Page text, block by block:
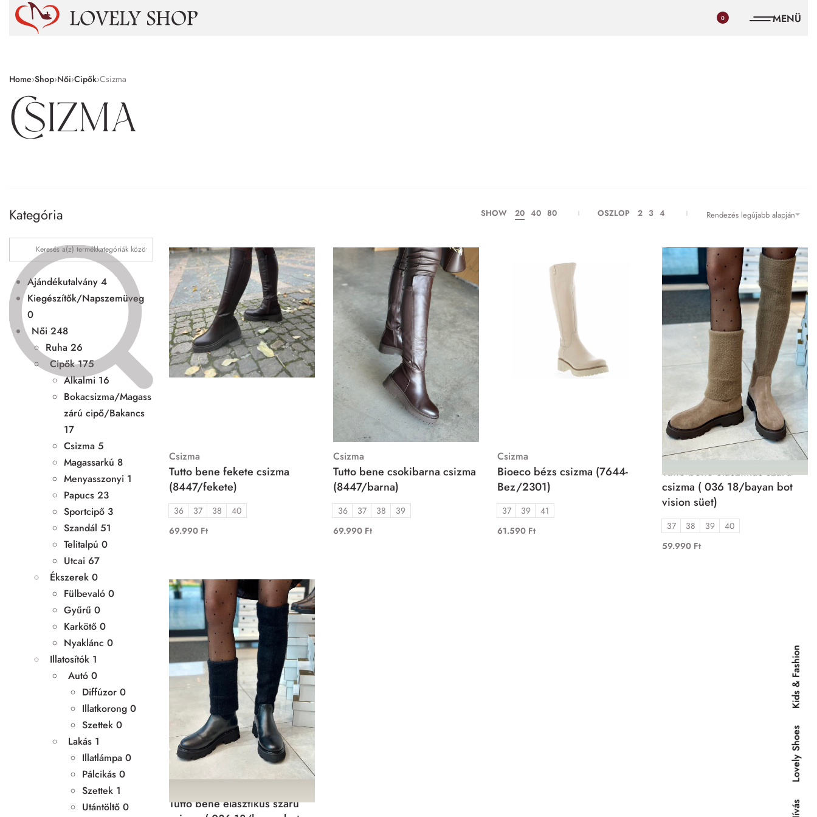
0
Home›Shop›Női›Cipők›Csizma
Csizma
Kategória
Ajándékutalvány 4
Kiegészítők/Napszemüveg
0
Női 248
Ruha 26
Cipők 175
Alkalmi 16
Bokacsizma/Magass
zárú cipő/Bakancs
17
Csizma 5
Magassarkú 8
Menyasszonyi 1
Papucs 23
Sportcipő 3
Szandál 51
Telitalpú 0
Utcai 67
Ékszerek 0
Fülbevaló 0
Gyűrű 0
Karkötő 0
Nyaklánc 0
Illatosítók 1
Autó 0
Diffúzor 0
Illatkorong 0
Szettek 0
Lakás 1
Illatlámpa 0
Pálcikás 0
Szettek 1
Utántöltő 0
SHOW 20 40 80 OSZLOP 2 3 4 Rendezés legújabb alapján
Csizma
Tutto bene fekete csizma
(8447/fekete)
36 37 38
40
69.990 Ft
Csizma
Tutto bene csokibarna csizma
(8447/barna)
36 37 38
39
69.990 Ft
Csizma
Bioeco bézs csizma (7644-
Bez/2301)
37 39
41
61.590 Ft
Csizma
Tutto bene elasztikus szárú
csizma ( 036 18/bayan bot
vision süet)
37 38 39
40
59.990 Ft
Tutto bene elasztikus szárú
Hívás
Lovely Shoes
Kids & Fashion